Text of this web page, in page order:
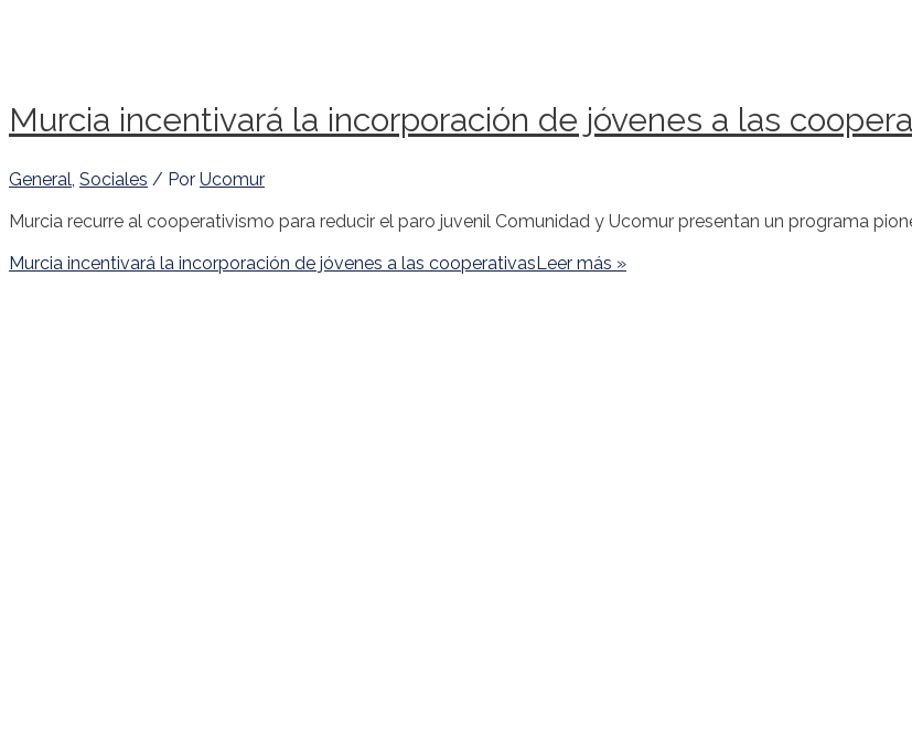
Murcia incentivará la incorporación de jóvenes a las
General, Sociales / Por Ucomur
Murcia recurre al cooperativismo para reducir el paro juvenil Comunidad y Ucomur presentan un programa
Murcia incentivará la incorporación de jóvenes a las cooperativasLeer más »